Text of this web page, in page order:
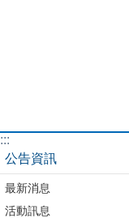
:::
公告資訊
最新消息
活動訊息